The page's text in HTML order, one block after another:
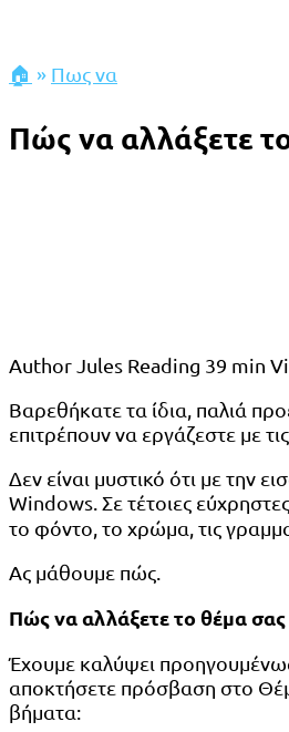
🏠 » Πως να
Πώς να αλλάξετε
Author Jules Reading 39 min
Βαρεθήκατε τα ίδια, παλιά
επιτρέπουν να εργάζεστε με
Δεν είναι μυστικό ότι με την
Windows. Σε τέτοιες
το φόντο, το χρώμα, τις
Ας μάθουμε πώς.
Πώς να αλλάξετε το θέμα
Έχουμε καλύψει
αποκτήσετε πρόσβαση στο
βήματα: